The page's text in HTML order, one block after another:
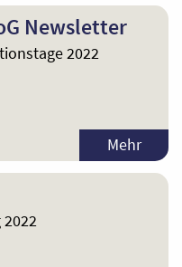
Newsletter
2022
Mehr